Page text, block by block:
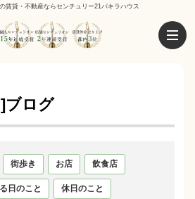
賃貸・不動産ならセンチュリー21パキラハウス
ブログ
街歩き お店 飲食店
日のこと 休日のこと